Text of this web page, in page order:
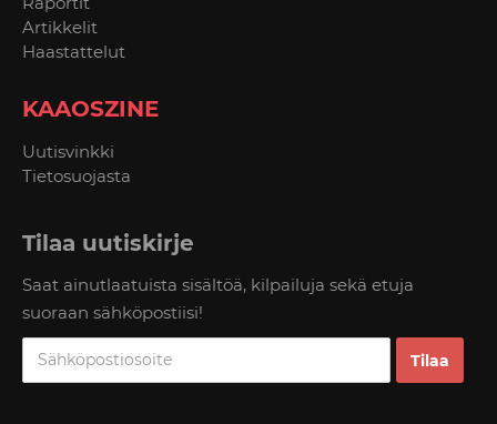
Artikkelit
Haastattelut
KAAOSZINE
Uutisvinkki
Tietosuojasta
Tilaa uutiskirje
Saat ainutlaatuista sisältöä, kilpailuja sekä etuja
suoraan sähköpostiisi!